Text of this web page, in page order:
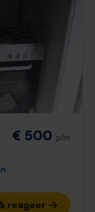
€ 500 p/m
reageer →